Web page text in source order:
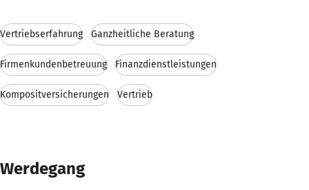
Vertriebserfahrung Ganzheitliche Beratung
Firmenkundenbetreuung Finanzdienstleistungen
Kompositversicherungen Vertrieb
Werdegang